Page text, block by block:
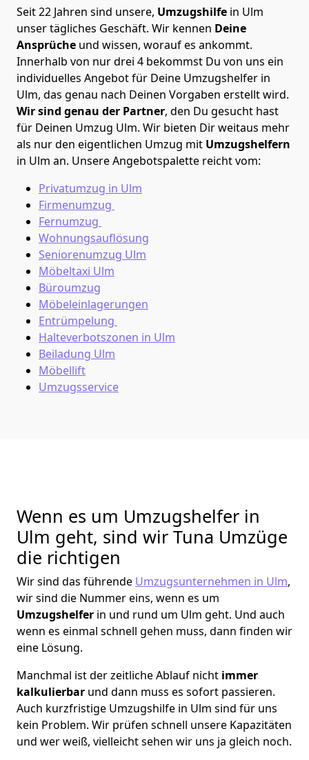
Seit 22 Jahren sind unsere, Umzugshilfe in Ulm
unser tägliches Geschäft. Wir kennen Deine
Ansprüche und wissen, worauf es ankommt.
Innerhalb von nur drei 4 bekommst Du von uns ein
individuelles Angebot für Deine Umzugshelfer in
Ulm, das genau nach Deinen Vorgaben erstellt wird.
Wir sind genau der Partner, den Du gesucht hast
für Deinen Umzug Ulm. Wir bieten Dir weitaus mehr
als nur den eigentlichen Umzug mit Umzugshelfern
in Ulm an. Unsere Angebotspalette reicht vom:
Privatumzug in Ulm
Firmenumzug
Fernumzug
Wohnungsauflösung
Seniorenumzug Ulm
Möbeltaxi Ulm
Büroumzug
Möbeleinlagerungen
Entrümpelung
Halteverbotszonen in Ulm
Beiladung Ulm
Möbellift
Umzugsservice
Wenn es um Umzugshelfer in
Ulm geht, sind wir Tuna Umzüge
die richtigen
Wir sind das führende Umzugsunternehmen in Ulm,
wir sind die Nummer eins, wenn es um
Umzugshelfer in und rund um Ulm geht. Und auch
wenn es einmal schnell gehen muss, dann finden wir
eine Lösung.
Manchmal ist der zeitliche Ablauf nicht immer
kalkulierbar und dann muss es sofort passieren.
Auch kurzfristige Umzugshilfe in Ulm sind für uns
kein Problem. Wir prüfen schnell unsere Kapazitäten
und wer weiß, vielleicht sehen wir uns ja gleich noch.